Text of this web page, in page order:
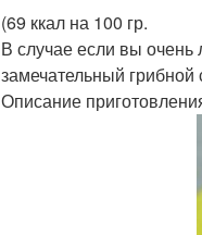
Суп с вешенками
(69 ккал на 100 гр.
В случае если вы очень
замечательный
Описание